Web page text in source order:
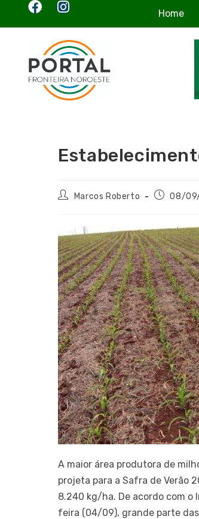
Home
Marcos Roberto 08/
A maior área produtora de
projeta para a Safra de Verão
8.240 kg/ha. De acordo com
feira (04/09), grande parte